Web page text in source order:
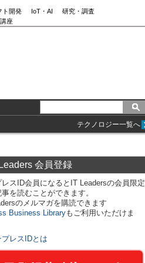
ト開発 IoT・AI
研究・調査
座
テクノロジー一覧へ
会員登録
スID会員になるとIT Leadersの会員限定
を読むことができます。
のメルマガを購読できます
Business Libraryもご利用いただけま
プレスIDとは